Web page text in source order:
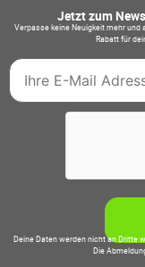
Jetzt zum
Verpasse keine Neuigkeit mehr und
Rabatt für
Deine Daten werden nicht an Dritte
Die